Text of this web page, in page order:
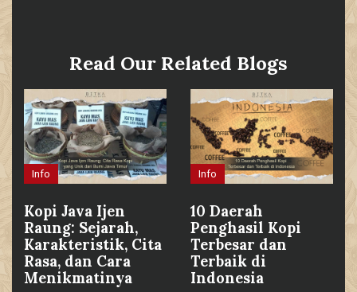
Read Our Related Blogs
Info
Kopi Java Ijen
Raung: Sejarah,
Karakteristik, Cita
Rasa, dan Cara
Menikmatinya
Info
10 Daerah
Penghasil Kopi
Terbesar dan
Terbaik di
Indonesia